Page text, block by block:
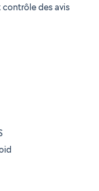
des avis